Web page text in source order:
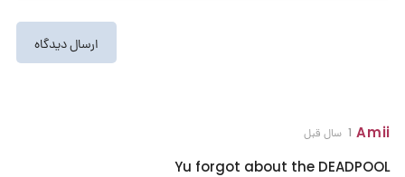
Amii 1 سال قبل
Yu forgot about the DEADPOOL